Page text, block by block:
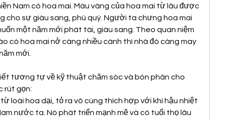
Nam có hoa mai. Màu vàng của hoa mai từ lâu được
cho sự giàu sang, phú quý. Người ta chưng hoa mai
một năm mới phát tài, giàu sang. Theo quan niệm
có hoa mai nở càng nhiều cánh thì nhà đó càng may
mới.
tương tự về kỹ thuật chăm sóc và bón phân cho
rút gọn:
loài hoa dại, tỏ ra vô cùng thích hợp với khí hậu nhiệt
nước ta. Nó phát triển mạnh mẽ và có tuổi thọ lâu